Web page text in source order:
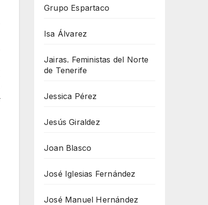
Grupo Espartaco
Isa Álvarez
Jairas. Feministas del Norte
de Tenerife
Jessica Pérez
Jesús Giraldez
Joan Blasco
José Iglesias Fernández
José Manuel Hernández